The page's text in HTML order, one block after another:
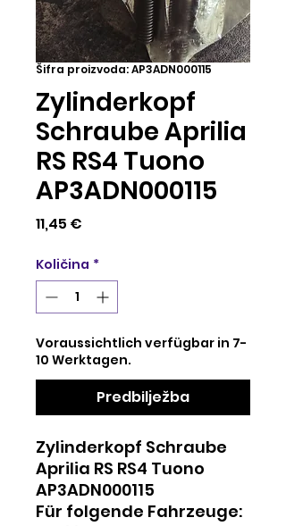
Šifra proizvoda: AP3ADN000115
Zylinderkopf
Schraube Aprilia
RS RS4 Tuono
AP3ADN000115
11,45 €
Količina *
Voraussichtlich verfügbar in 7-
10 Werktagen.
Predbilježba
Zylinderkopf Schraube
Aprilia RS RS4 Tuono
AP3ADN000115
Für folgende Fahrzeuge: